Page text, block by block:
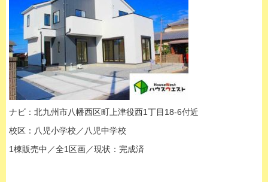
ナビ：北九州市八幡西区町上津役西1丁目18-6付近
校区：八児小学校／八児中学校
1棟販売中／全1区画／現状：完成済